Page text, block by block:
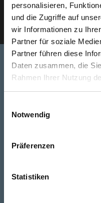
personalisieren,
und die Zugriffe auf
wir Informationen zu
Partner für soziale
Partner führen diese
Daten zusammen, die
Rahmen Ihrer Nutzung
Notwendig
Präferenzen
Statistiken
E-Mail